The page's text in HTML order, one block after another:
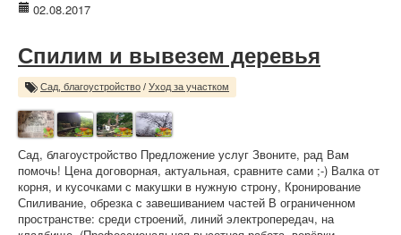
02.08.2017
Спилим и вывезем деревья
Сад, благоустройство / Уход за участком
Сад, благоустройство Предложение услуг Звоните, рад Вам
помочь! Цена договорная, актуальная, сравните сами ;-) Валка от
корня, и кусочками с макушки в нужную строну, Кронирование
Спиливание, обрезка с завешиванием частей В ограниченном
пространстве: среди строений, линий электропередач, на